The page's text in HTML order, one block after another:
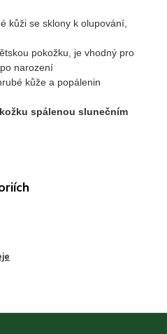
kůži se sklony k olupování,
pokožku, je vhodný pro
narození
kůže a popálenin
spálenou slunečním